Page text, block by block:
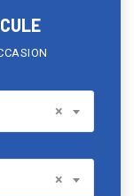
×
×